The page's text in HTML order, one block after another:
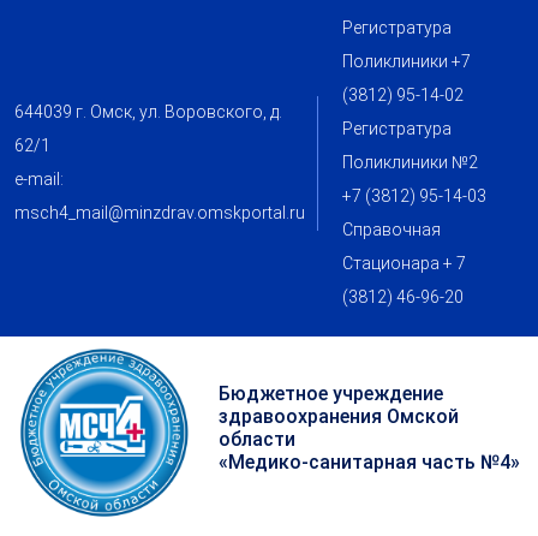
644039 г. Омск, ул. Воровского, д.
62/1
e-mail:
msch4_mail@minzdrav.omskportal.ru
Регистратура
Поликлиники +7
(3812) 95-14-02
Регистратура
Поликлиники №2
+7 (3812) 95-14-03
Справочная
Стационара + 7
(3812) 46-96-20
Бюджетное учреждение
здравоохранения Омской
области
«Медико-санитарная часть №4»